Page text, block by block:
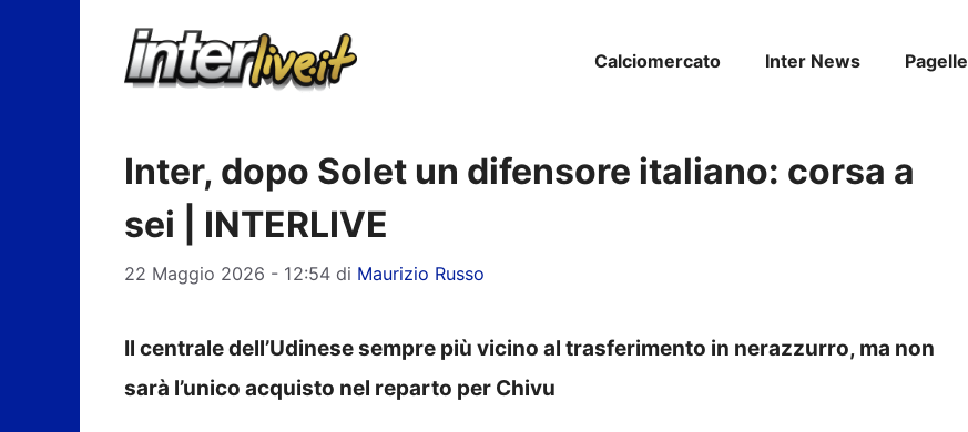
Calciomercato Inter News Pagelle
Inter, dopo Solet un difensore italiano: corsa a
sei | INTERLIVE
22 Maggio 2026 - 12:54 di Maurizio Russo
Il centrale dell’Udinese sempre più vicino al trasferimento in nerazzurro, ma non
sarà l’unico acquisto nel reparto per Chivu